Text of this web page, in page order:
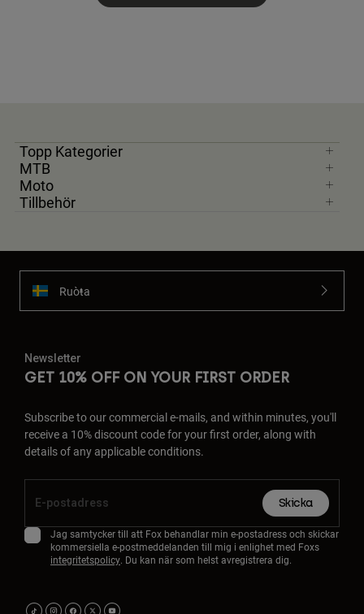
Topp Kategorier
MTB
Moto
Tillbehör
Ruoŧŧa
Newsletter
GET 10% OFF ON YOUR FIRST ORDER
Subscribe to our commercial e-mails, and within minutes, you'll
receive a 10% discount code for your first order, along with
details of any applicable conditions.
Skicka
Jag samtycker till att Fox behandlar min e-postadress och skickar
kommersiella e-postmeddelanden till mig i enlighet med Foxs
integritetspolicy. Du kan när som helst avregistrera dig.